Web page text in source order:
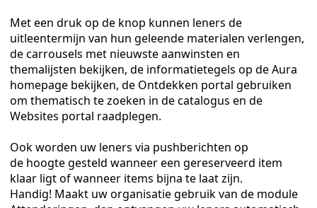
klassen
Met een druk op de knop kunnen leners de
uitleentermijn van hun geleende materialen verlengen,
de carrousels met nieuwste aanwinsten en
themalijsten bekijken, de informatietegels op de Aura
homepage bekijken, de Ontdekken portal gebruiken
om thematisch te zoeken in de catalogus en de
Websites portal raadplegen.
Ook worden uw leners via pushberichten op
de hoogte gesteld wanneer een gereserveerd item
klaar ligt of wanneer items bijna te laat zijn.
Handig! Maakt uw organisatie gebruik van de module